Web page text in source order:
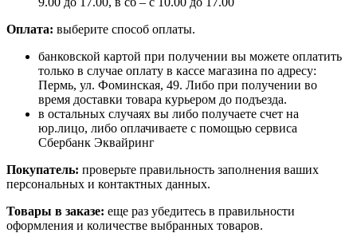
Оплата: выберите способ оплаты.
банковской картой при получении вы можете оплатить
только в случае оплату в кассе магазина по адресу:
Пермь, ул. Фоминская, 49. Либо при получении во
время доставки товара курьером до подъезда.
в остальных случаях вы либо получаете счет на
юр.лицо, либо оплачиваете с помощью сервиса
Сбербанк Эквайринг
Покупатель: проверьте правильность заполнения ваших
персональных и контактных данных.
Товары в заказе: еще раз убедитесь в правильности
оформления и количестве выбранных товаров.